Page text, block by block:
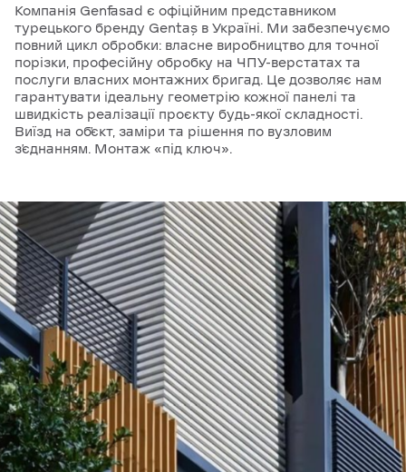
Компанія Genfasad є офіційним представником
турецького бренду Gentaş в Україні. Ми забезпечуємо
повний цикл обробки: власне виробництво для точної
порізки, професійну обробку на ЧПУ-верстатах та
послуги власних монтажних бригад. Це дозволяє нам
гарантувати ідеальну геометрію кожної панелі та
швидкість реалізації проєкту будь-якої складності.
Виїзд на обʼєкт, заміри та рішення по вузловим
зʼєднанням. Монтаж «під ключ».